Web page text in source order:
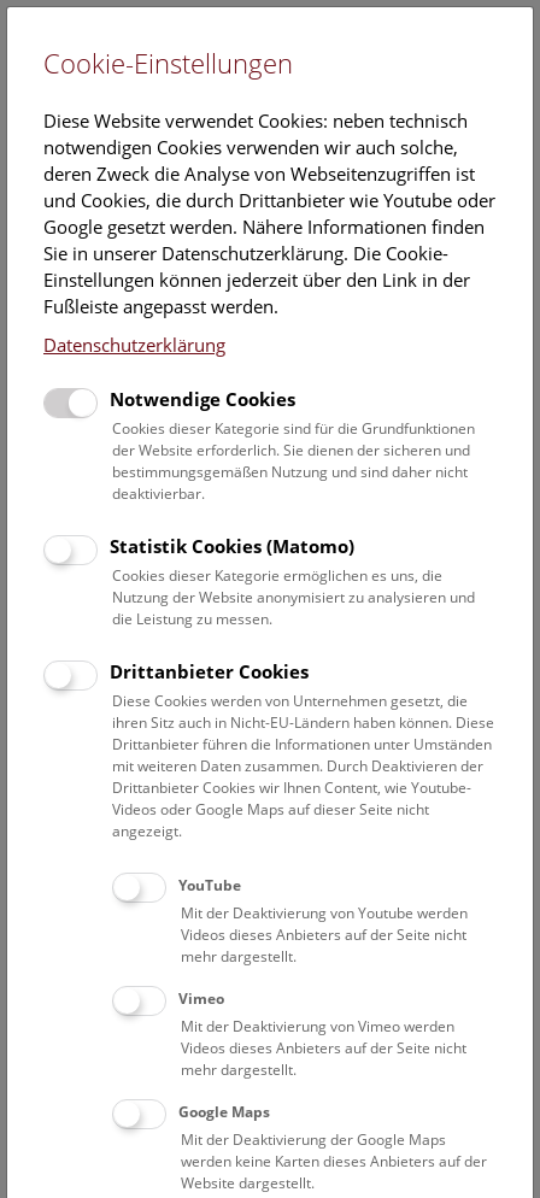
EN
PhD
Martin Kapun
Wissenschaftlicher Mitarbeiter -
Bioinformatik
Aufgabenbereich:
Bioinformatischer und
biostatistischer Support &
Software Entwicklung
(UNIX, Python, R)
Forschung im Fachgebiet
Populationsgenomik und
Data-management und
Entwicklung von hard- und
software-seitiger
Infrastruktur
Strategieentwicklung von
Open Science- und Open
Data-Konzepten
Martin Kapuns ORCID Eintrag:
https://orcid.org/0000-0002-
Martin.Kapun@nhm.at
+43 1 52177-414
Publikationen Sonstiges
Cookie-Einstellungen
Diese Website verwendet Cookies: neben technisch
notwendigen Cookies verwenden wir auch solche,
deren Zweck die Analyse von Webseitenzugriffen ist
und Cookies, die durch Drittanbieter wie Youtube oder
Google gesetzt werden. Nähere Informationen finden
Sie in unserer Datenschutzerklärung. Die Cookie-
Einstellungen können jederzeit über den Link in der
Fußleiste angepasst werden.
Datenschutzerklärung
Notwendige Cookies
Cookies dieser Kategorie sind für die Grundfunktionen
der Website erforderlich. Sie dienen der sicheren und
bestimmungsgemäßen Nutzung und sind daher nicht
deaktivierbar.
Statistik Cookies (Matomo)
Cookies dieser Kategorie ermöglichen es uns, die
Nutzung der Website anonymisiert zu analysieren und
die Leistung zu messen.
Drittanbieter Cookies
Diese Cookies werden von Unternehmen gesetzt, die
ihren Sitz auch in Nicht-EU-Ländern haben können. Diese
Drittanbieter führen die Informationen unter Umständen
mit weiteren Daten zusammen. Durch Deaktivieren der
Drittanbieter Cookies wir Ihnen Content, wie Youtube-
Videos oder Google Maps auf dieser Seite nicht
angezeigt.
YouTube
Mit der Deaktivierung von Youtube werden
Videos dieses Anbieters auf der Seite nicht
mehr dargestellt.
Vimeo
Mit der Deaktivierung von Vimeo werden
Videos dieses Anbieters auf der Seite nicht
mehr dargestellt.
Google Maps
Mit der Deaktivierung der Google Maps
werden keine Karten dieses Anbieters auf der
Website dargestellt.